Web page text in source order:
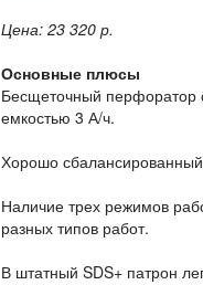
Цена: 23 320 р.
Основные плюсы
Бесщеточный перфоратор
емкостью 3 А/ч.
Хорошо
Наличие трех режимов
разных типов работ.
В штатный SDS+ патрон